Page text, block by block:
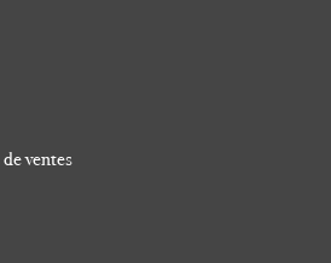
ventes